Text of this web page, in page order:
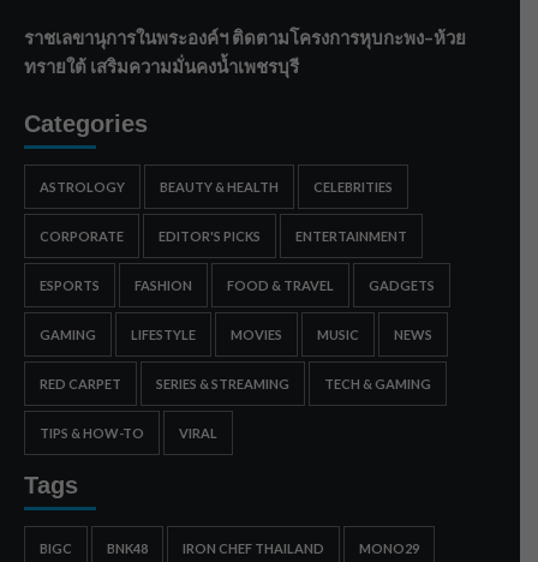
ราชเลขานุการในพระองค์ฯ ติดตามโครงการหุบกะพง–ห้วย
ทรายใต้ เสริมความมั่นคงน้ำเพชรบุรี
Categories
ASTROLOGY BEAUTY & HEALTH CELEBRITIES
CORPORATE EDITOR'S PICKS ENTERTAINMENT
ESPORTS FASHION FOOD & TRAVEL GADGETS
GAMING LIFESTYLE MOVIES MUSIC NEWS
RED CARPET SERIES & STREAMING TECH & GAMING
TIPS & HOW-TO VIRAL
Tags
BIGC BNK48 IRON CHEF THAILAND MONO29